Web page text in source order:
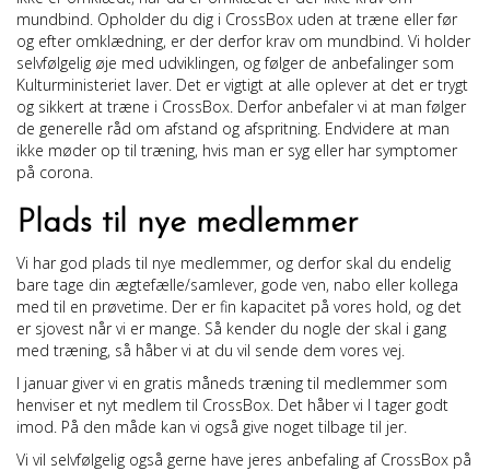
mundbind. Opholder du dig i CrossBox uden at træne eller før
og efter omklædning, er der derfor krav om mundbind. Vi holder
selvfølgelig øje med udviklingen, og følger de anbefalinger som
Kulturministeriet laver. Det er vigtigt at alle oplever at det er trygt
og sikkert at træne i CrossBox. Derfor anbefaler vi at man følger
de generelle råd om afstand og afspritning. Endvidere at man
ikke møder op til træning, hvis man er syg eller har symptomer
på corona.
Plads til nye medlemmer
Vi har god plads til nye medlemmer, og derfor skal du endelig
bare tage din ægtefælle/samlever, gode ven, nabo eller kollega
med til en prøvetime. Der er fin kapacitet på vores hold, og det
er sjovest når vi er mange. Så kender du nogle der skal i gang
med træning, så håber vi at du vil sende dem vores vej.
I januar giver vi en gratis måneds træning til medlemmer som
henviser et nyt medlem til CrossBox. Det håber vi I tager godt
imod. På den måde kan vi også give noget tilbage til jer.
Vi vil selvfølgelig også gerne have jeres anbefaling af CrossBox på